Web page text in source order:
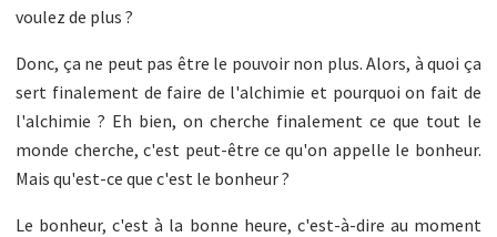
voulez de plus ?
Donc, ça ne peut pas être le pouvoir non plus. Alors, à quoi ça
sert finalement de faire de l'alchimie et pourquoi on fait de
l'alchimie ? Eh bien, on cherche finalement ce que tout le
monde cherche, c'est peut-être ce qu'on appelle le bonheur.
Mais qu'est-ce que c'est le bonheur ?
Le bonheur, c'est à la bonne heure, c'est-à-dire au moment